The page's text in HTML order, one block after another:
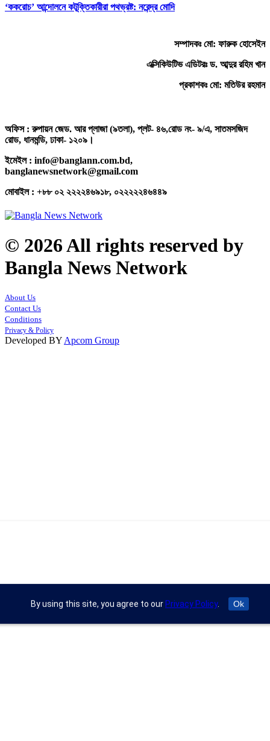
‘ককরোচ’ আন্দোলনে কটূক্তিকারীরা পথভ্রষ্ট: নরেন্দ্র মোদি
সম্পাদকঃ মো: ফারুক হোসেইন
এক্সিকিউটিভ এডিটরঃ ড. আব্দুর রহিম খান
প্রকাশকঃ মো: মতিউর রহমান
অফিস : রুপায়ন জেড. আর প্লাজা (৯তলা), প্লট- ৪৬,রোড নং- ৯/এ, সাতমসজিদ
রোড, ধানমন্ডি, ঢাকা- ১২০৯।
ইমেইল : info@banglann.com.bd,
banglanewsnetwork@gmail.com
মোবাইল : +৮৮ ০২ ২২২২৪৬৯১৮, ০২২২২২৪৬৪৪৯
© 2026 All rights reserved by
Bangla News Network
About Us
Contact Us
Conditions
Privacy & Policy
Developed BY Apcom Group
By using this site, you agree to our Privacy Policy. Ok